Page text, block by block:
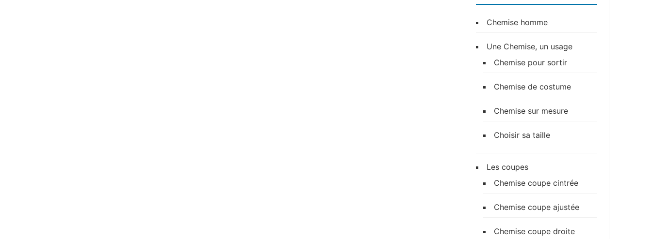
Chemise homme
Une Chemise, un usage
Chemise pour sortir
Chemise de costume
Chemise sur mesure
Choisir sa taille
Les coupes
Chemise coupe cintrée
Chemise coupe ajustée
Chemise coupe droite